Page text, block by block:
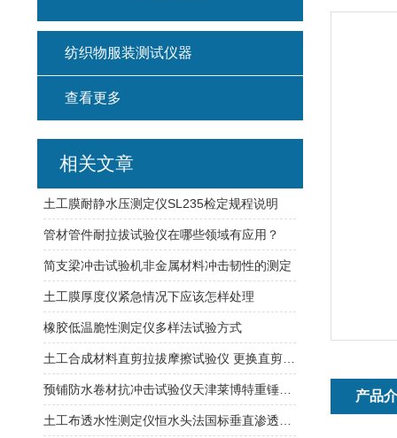
产品
纺织物服装测试仪器
查看更多
相关文章
土工膜耐静水压测定仪SL235检定规程说明
管材管件耐拉拔试验仪在哪些领域有应用？
简支梁冲击试验机非金属材料冲击韧性的测定
土工膜厚度仪紧急情况下应该怎样处理
橡胶低温脆性测定仪多样法试验方式